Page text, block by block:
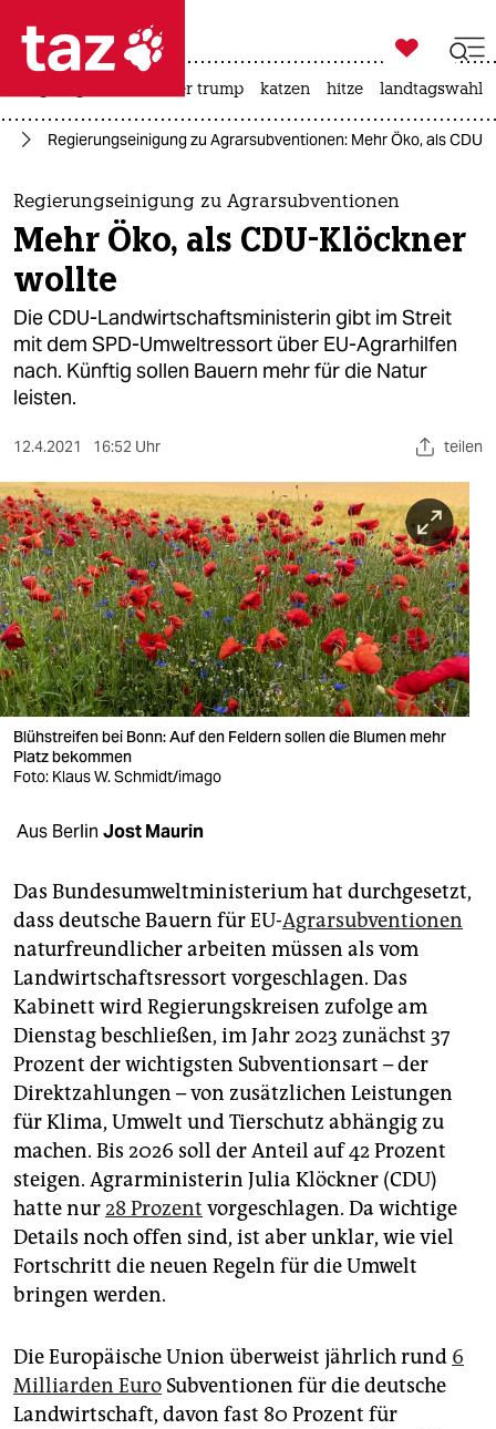
 taz zahl ich
taz zahl ich
themen
politik
öko
gesellschaft
kultur
sport
berlin
nord
wahrheit
verlag
verlag
veranstaltungen
shop
fragen & hilfe
abo
genossenschaft
epaper login

taz zahl ich
usa unter trump katzen hitze landtagswahl
Regierungseinigung zu Agrarsubventionen: Mehr Öko, als CDU-
Regierungseinigung zu Agrarsubventionen
Mehr Öko, als CDU-Klöckner
wollte
Die CDU-Landwirtschaftsministerin gibt im Streit
mit dem SPD-Umweltressort über EU-Agrarhilfen
nach. Künftig sollen Bauern mehr für die Natur
leisten.
12.4.2021 16:52 Uhr teilen
Blühstreifen bei Bonn: Auf den Feldern sollen die Blumen mehr
Platz bekommen
Foto: Klaus W. Schmidt/imago
Aus Berlin Jost Maurin
Das Bundesumweltministerium hat durchgesetzt,
dass deutsche Bauern für EU-Agrarsubventionen
naturfreundlicher arbeiten müssen als vom
Landwirtschaftsressort vorgeschlagen. Das
Kabinett wird Regierungskreisen zufolge am
Dienstag beschließen, im Jahr 2023 zunächst 37
Prozent der wichtigsten Subventionsart – der
Direktzahlungen – von zusätzlichen Leistungen
für Klima, Umwelt und Tierschutz abhängig zu
machen. Bis 2026 soll der Anteil auf 42 Prozent
steigen. Agrarministerin Julia Klöckner (CDU)
hatte nur28 Prozent vorgeschlagen. Da wichtige
Details noch offen sind, ist aber unklar, wie viel
Fortschritt die neuen Regeln für die Umwelt
bringen werden.
Die Europäische Union überweist jährlich rund 6
Milliarden Euro Subventionen für die deutsche
Landwirtschaft, davon fast 80 Prozent für